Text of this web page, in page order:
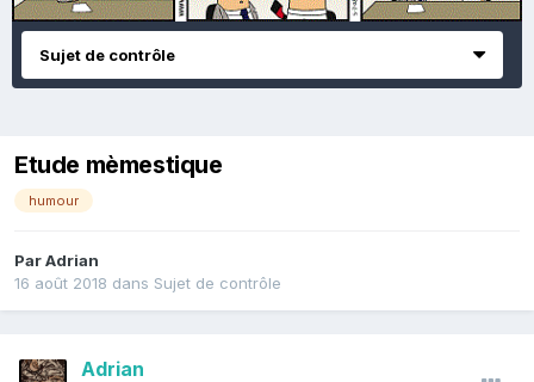
Sujet de contrôle
Etude mèmestique
humour
ParAdrian
16 août 2018 dans Sujet de contrôle
Adrian